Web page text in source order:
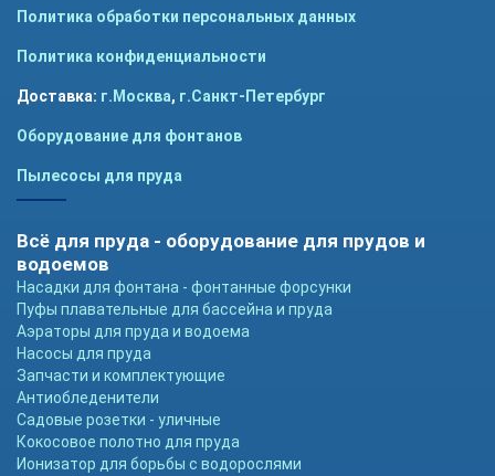
Политика обработки персональных данных
Политика конфиденциальности
Доставка: г.Москва, г.Санкт-Петербург
Оборудование для фонтанов
Пылесосы для пруда
Всё для пруда - оборудование для прудов и
водоемов
Насадки для фонтана - фонтанные форсунки
Пуфы плавательные для бассейна и пруда
Аэраторы для пруда и водоема
Насосы для пруда
Запчасти и комплектующие
Антиобледенители
Садовые розетки - уличные
Кокосовое полотно для пруда
Ионизатор для борьбы с водорослями